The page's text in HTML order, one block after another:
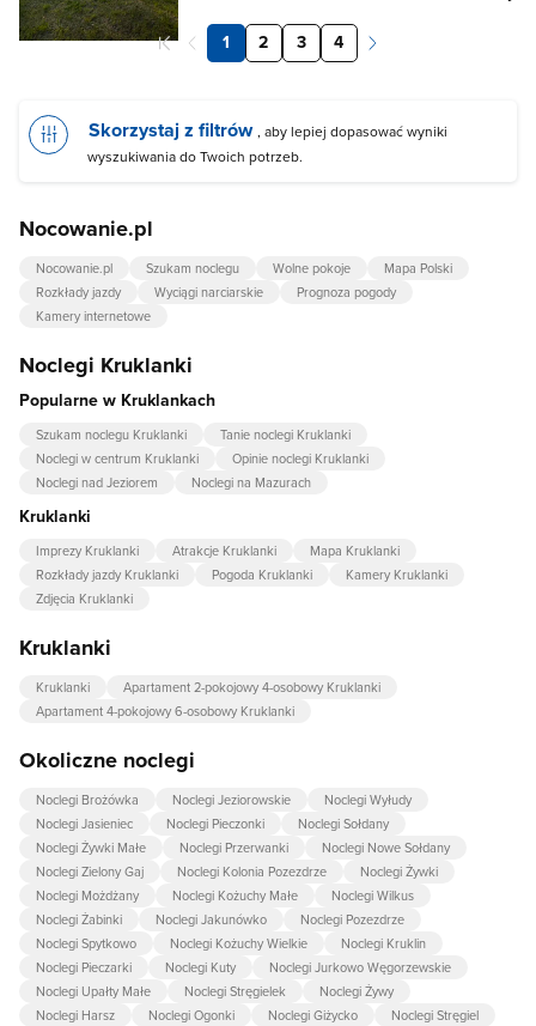
1 2 3 4
Skorzystaj z filtrów , aby lepiej dopasować wyniki
wyszukiwania do Twoich potrzeb.
Nocowanie.pl
Nocowanie.pl Szukam noclegu Wolne pokoje
Mapa Polski
Rozkłady jazdy
Wyciągi narciarskie
Prognoza pogody
Kamery internetowe
Noclegi Kruklanki
Popularne w Kruklankach
Szukam noclegu Kruklanki
Tanie noclegi Kruklanki
Noclegi w centrum Kruklanki
Opinie noclegi Kruklanki
Noclegi nad Jeziorem
Noclegi na Mazurach
Kruklanki
Imprezy Kruklanki Atrakcje Kruklanki
Mapa Kruklanki
Rozkłady jazdy Kruklanki
Pogoda Kruklanki
Kamery Kruklanki
Zdjęcia Kruklanki
Kruklanki
Kruklanki
Apartament 2-pokojowy 4-osobowy Kruklanki
Apartament 4-pokojowy 6-osobowy Kruklanki
Okoliczne noclegi
Noclegi Brożówka Noclegi Jeziorowskie
Noclegi Wyłudy
Noclegi Jasieniec
Noclegi Pieczonki
Noclegi Sołdany
Noclegi Żywki Małe
Noclegi Przerwanki
Noclegi Nowe Sołdany
Noclegi Zielony Gaj
Noclegi Kolonia Pozezdrze
Noclegi Żywki
Noclegi Możdżany
Noclegi Kożuchy Małe
Noclegi Wilkus
Noclegi Żabinki
Noclegi Jakunówko
Noclegi Pozezdrze
Noclegi Spytkowo
Noclegi Kożuchy Wielkie
Noclegi Kruklin
Noclegi Pieczarki
Noclegi Kuty
Noclegi Jurkowo Węgorzewskie
Noclegi Upałty Małe
Noclegi Stręgielek
Noclegi Żywy
Noclegi Harsz
Noclegi Ogonki Noclegi Giżycko
Noclegi Stręgiel